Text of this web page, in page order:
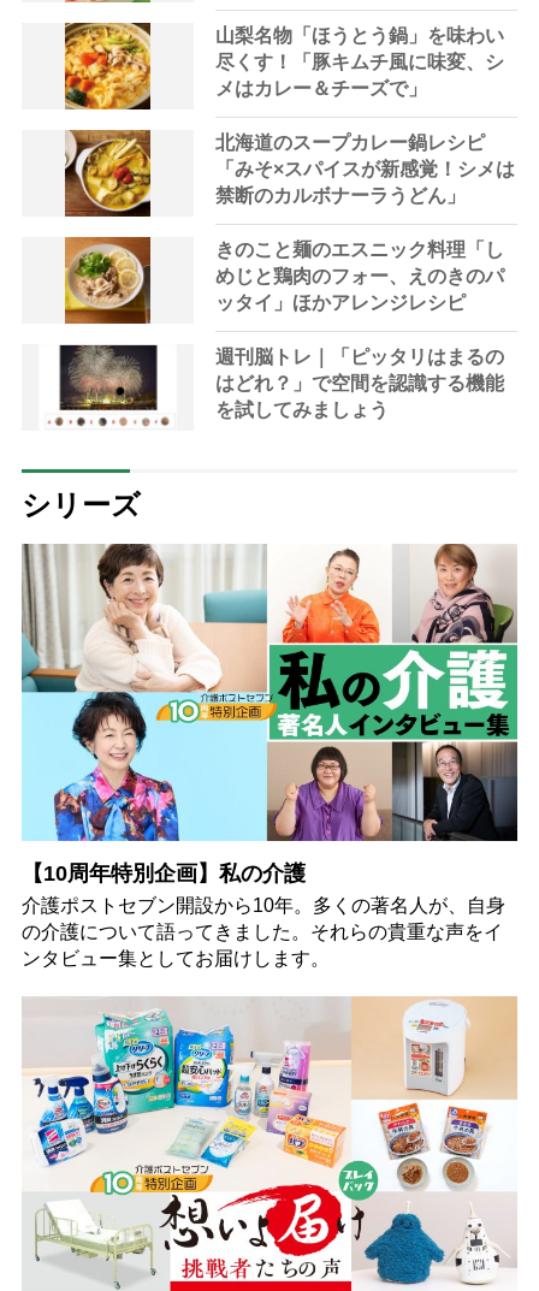
山梨名物「ほうとう鍋」を味わい
尽くす！「豚キムチ風に味変、シ
メはカレー＆チーズで」
北海道のスープカレー鍋レシピ
「みそ×スパイスが新感覚！シメは
禁断のカルボナーラうどん」
きのこと麺のエスニック料理「し
めじと鶏肉のフォー、えのきのパ
ッタイ」ほかアレンジレシピ
週刊脳トレ｜「ピッタリはまるの
はどれ？」で空間を認識する機能
を試してみましょう
シリーズ
【10周年特別企画】私の介護
介護ポストセブン開設から10年。多くの著名人が、自身
の介護について語ってきました。それらの貴重な声をイ
ンタビュー集としてお届けします。